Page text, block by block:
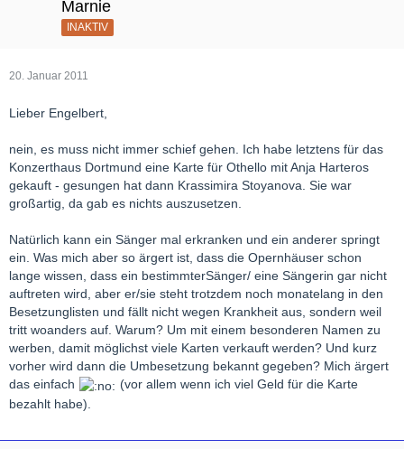
Marnie
INAKTIV
20. Januar 2011
Lieber Engelbert,
nein, es muss nicht immer schief gehen. Ich habe letztens für das
Konzerthaus Dortmund eine Karte für Othello mit Anja Harteros
gekauft - gesungen hat dann Krassimira Stoyanova. Sie war
großartig, da gab es nichts auszusetzen.
Natürlich kann ein Sänger mal erkranken und ein anderer springt
ein. Was mich aber so ärgert ist, dass die Opernhäuser schon
lange wissen, dass ein bestimmterSänger/ eine Sängerin gar nicht
auftreten wird, aber er/sie steht trotzdem noch monatelang in den
Besetzunglisten und fällt nicht wegen Krankheit aus, sondern weil
tritt woanders auf. Warum? Um mit einem besonderen Namen zu
werben, damit möglichst viele Karten verkauft werden? Und kurz
vorher wird dann die Umbesetzung bekannt gegeben? Mich ärgert
das einfach
(vor allem wenn ich viel Geld für die Karte
bezahlt habe).